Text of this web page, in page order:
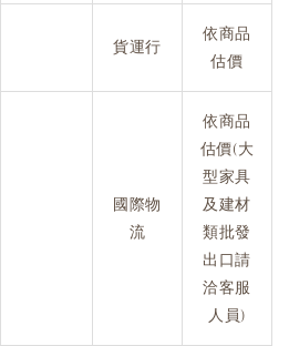
貨運行
依商品
估價
國際物
流
依商品
估價(大
型家具
及建材
類批發
出口請
洽客服
人員)